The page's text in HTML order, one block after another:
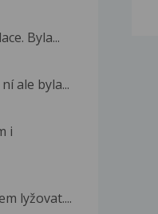
Byla...
ale byla...
i
lyžovat....